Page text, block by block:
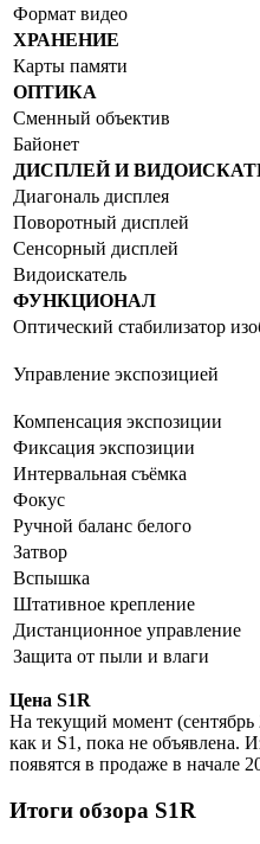
Формат видео
ХРАНЕНИЕ
Карты памяти
ОПТИКА
Сменный объектив
Байонет
ДИСПЛЕЙ И
Диагональ дисплея
Поворотный дисплей
Сенсорный дисплей
Видоискатель
ФУНКЦИОНАЛ
Оптический стабилизатор
Управление экспозицией
Компенсация экспозиции
Фиксация экспозиции
Интервальная съёмка
Фокус
Ручной баланс белого
Затвор
Вспышка
Штативное крепление
Дистанционное управление
Защита от пыли и влаги
Цена S1R
На текущий момент
как и S1, пока не объявлена.
появятся в продаже в начале
Итоги обзора S1R